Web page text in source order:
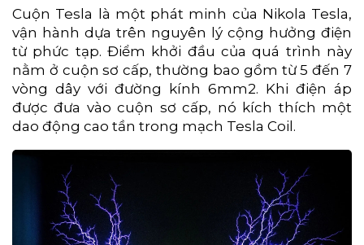
Cuộn Tesla là một phát minh của Nikola Tesla,
vận hành dựa trên nguyên lý cộng hưởng điện
từ phức tạp. Điểm khởi đầu của quá trình này
nằm ở cuộn sơ cấp, thường bao gồm từ 5 đến 7
vòng dây với đường kính 6mm2. Khi điện áp
được đưa vào cuộn sơ cấp, nó kích thích một
dao động cao tần trong mạch Tesla Coil.